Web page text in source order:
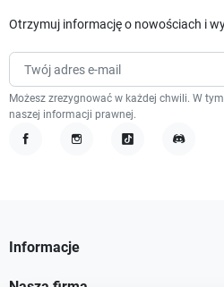
Otrzymuj informację o nowościach i
Możesz zrezygnować w każdej chwili. W
naszej informacji prawnej.
Informacje